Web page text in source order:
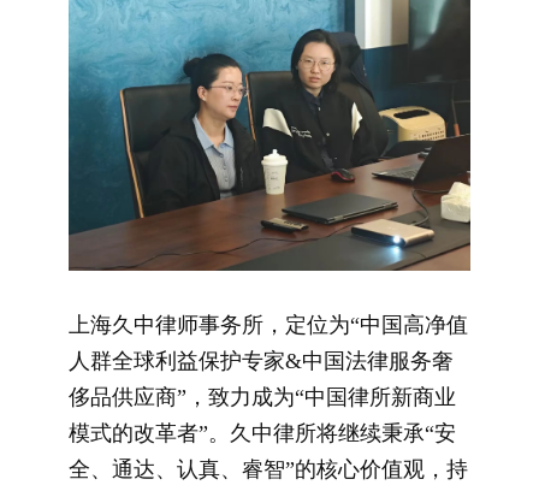
上海久中律师事务所，定位为“中国高净值
人群全球利益保护专家&中国法律服务奢
侈品供应商”，致力成为“中国律所新商业
模式的改革者”。久中律所将继续秉承“安
全、通达、认真、睿智”的核心价值观，持